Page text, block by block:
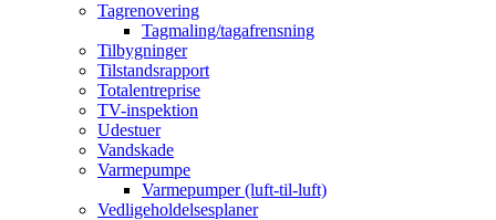
Tagrenovering
Tagmaling/tagafrensning
Tilbygninger
Tilstandsrapport
Totalentreprise
TV-inspektion
Udestuer
Vandskade
Varmepumpe
Varmepumper (luft-til-luft)
Vedligeholdelsesplaner